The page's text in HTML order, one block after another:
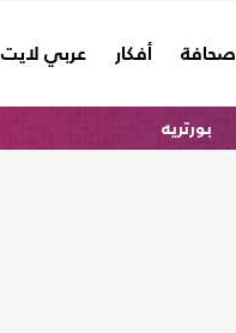
صحافة أفكار عربي لايت
بورتريه